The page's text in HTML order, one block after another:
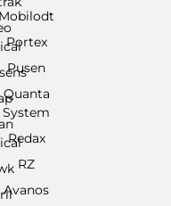
Mobilodt
Portex
Pusen
Quanta
System
Redax
RZ
Avanos